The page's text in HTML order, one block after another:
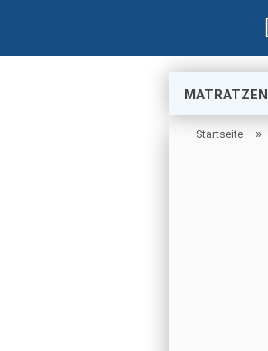
MATRATZEN
Startseite »